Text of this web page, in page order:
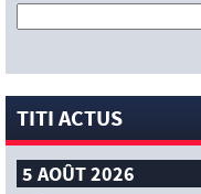
TITI ACTUS
5 AOÛT 2026